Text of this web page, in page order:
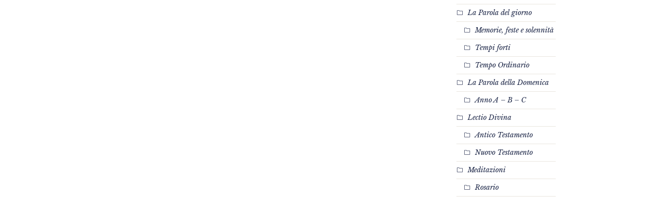
La Parola del giorno
Memorie, feste e solennità
Tempi forti
Tempo Ordinario
La Parola della Domenica
Anno A – B – C
Lectio Divina
Antico Testamento
Nuovo Testamento
Meditazioni
Rosario